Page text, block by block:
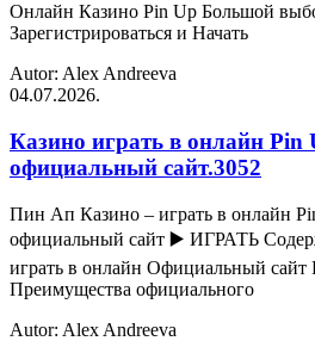
Онлайн Казино Pin Up Большой
Зарегистрироваться и Начать
Autor: Alex Andreeva
04.07.2026.
Казино играть в онлайн Pin
официальный сайт.3052
Пин Ап Казино – играть в онлайн
официальный сайт ▶️ ИГРАТЬ
играть в онлайн Официальный сайт
Преимущества официального
Autor: Alex Andreeva